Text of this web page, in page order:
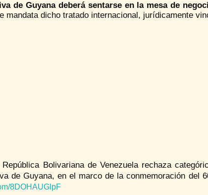
de Guyana deberá sentarse en la mesa de
mandata dicho tratado internacional, jurídicamente
Bolivariana de Venezuela rechaza
de Guyana, en el marco de la conmemoración del
8DOHAUGlpF